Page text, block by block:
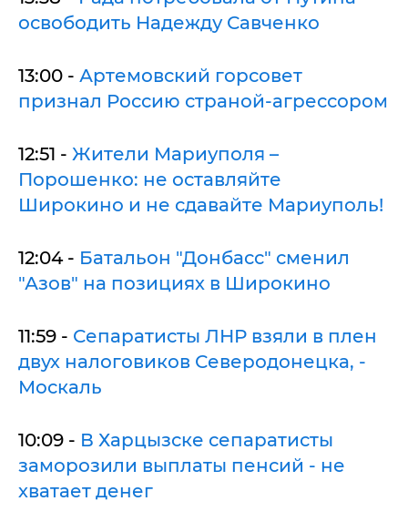
освободить Надежду Савченко
13:00 - Артемовский горсовет
признал Россию страной-агрессором
12:51 - Жители Мариуполя –
Порошенко: не оставляйте
Широкино и не сдавайте Мариуполь!
12:04 - Батальон "Донбасс" сменил
"Азов" на позициях в Широкино
11:59 - Сепаратисты ЛНР взяли в плен
двух налоговиков Северодонецка, -
Москаль
10:09 - В Харцызске сепаратисты
заморозили выплаты пенсий - не
хватает денег